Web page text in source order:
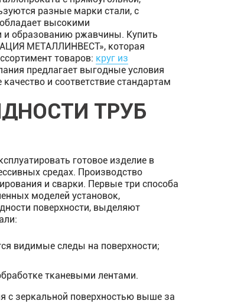
разные марки стали, с
высокими
и образованию ржавчины. Купить
МЕТАЛЛИНВЕСТ», которая
товаров: круг из
предлагает выгодные условия
и соответствие стандартам
ТРУБ
готовое изделие в
средах. Производство
и сварки. Первые три способа
моделей установок,
поверхности, выделяют
видимые следы на поверхности;
тканевыми лентами.
с зеркальной поверхностью выше за